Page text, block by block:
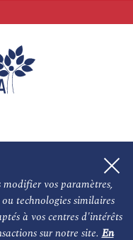
vos paramètres,
technologies similaires
à vos centres d'intérêts
sur notre site.En